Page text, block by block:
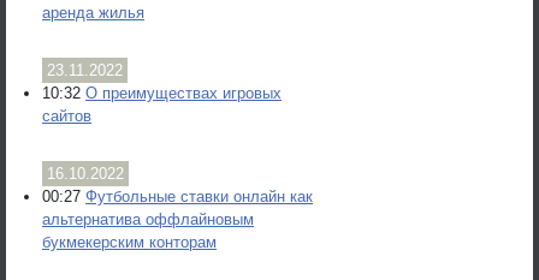
аренда жилья
23.11.2022
10:32 О преимуществах игровых
сайтов
16.10.2022
00:27 Футбольные ставки онлайн как
альтернатива оффлайновым
букмекерским конторам